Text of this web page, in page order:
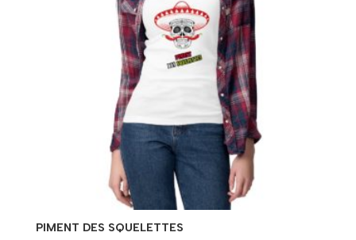
PIMENT DES SQUELETTES